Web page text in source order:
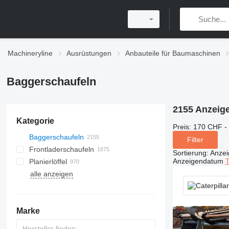
Machineryline Ausrüstungen Anbauteile für Baumaschinen
Baggerschaufeln
Kategorie
Baggerschaufeln
Frontladerschaufeln
Planierlöffel
alle anzeigen
Marke
2155
Preis: 170 CHF -
Filter
Sortierung:
Anzeigendatum